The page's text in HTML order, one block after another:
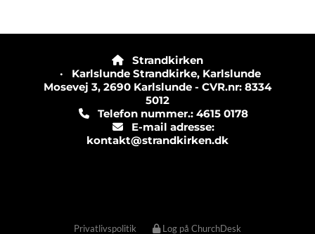

Strandkirken
· Karlslunde Strandkirke, Karlslunde
Mosevej 3, 2690 Karlslunde - CVR.nr: 8334
5012
Telefon nummer.: 4615 0178
E-mail adresse:
kontakt@strandkirken.dk
Privatlivspolitik Log på ChurchDesk